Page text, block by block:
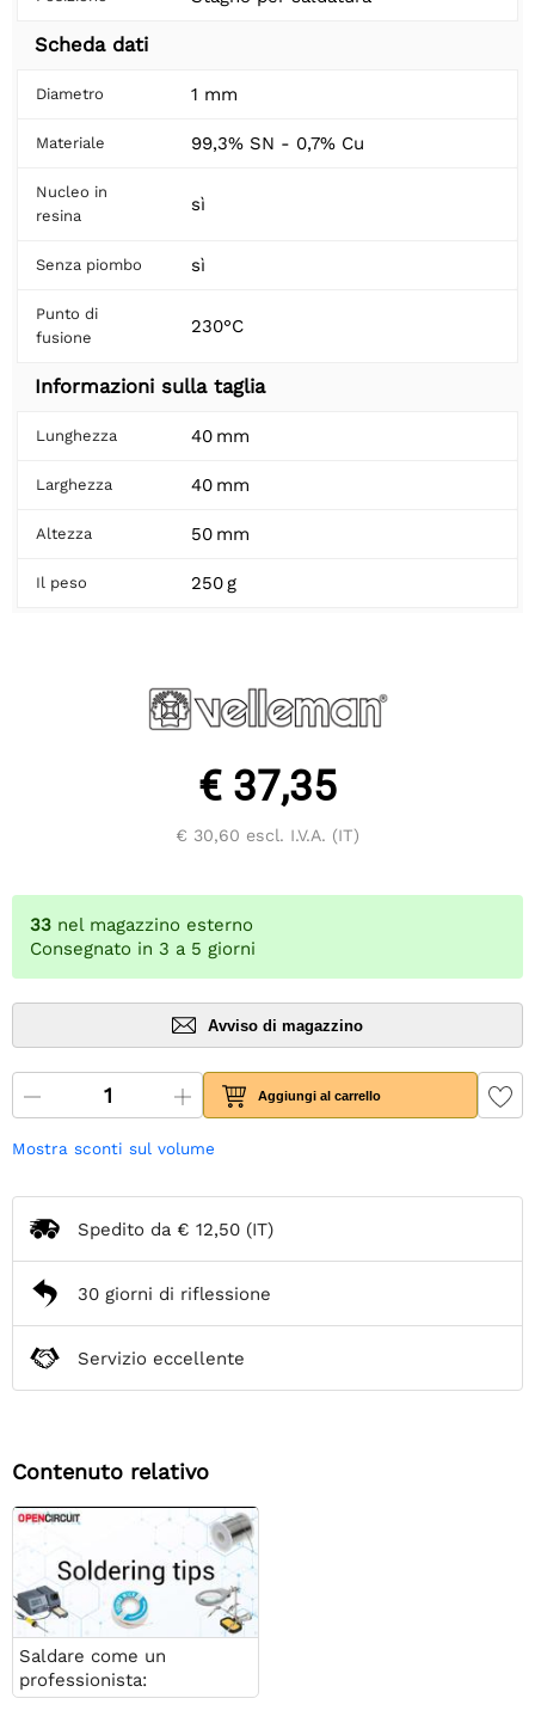
Scheda dati
Diametro 1 mm
Materiale 99,3% SN - 0,7% Cu
Nucleo in
resina
sì
Senza piombo sì
Punto di
fusione
230°C
Informazioni sulla taglia
Lunghezza 40 mm
Larghezza 40 mm
Altezza 50 mm
Il peso 250 g
€ 37,35
€ 30,60 escl. I.V.A. (IT)
33 nel magazzino esterno
Consegnato in 3 a 5 giorni
Avviso di magazzino
Aggiungi al carrello
Mostra sconti sul volume
Spedito da € 12,50 (IT)
30 giorni di riflessione
Servizio eccellente
Contenuto relativo
Saldare come un
professionista:
suggerimenti per